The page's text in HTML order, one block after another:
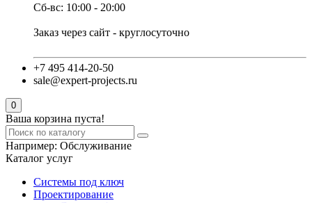
Сб-вс: 10:00 - 20:00
Заказ через сайт - круглосуточно
+7 495 414-20-50
sale@expert-projects.ru
0
Ваша корзина пуста!
Например: Обслуживание
Каталог услуг
Системы под ключ
Проектирование